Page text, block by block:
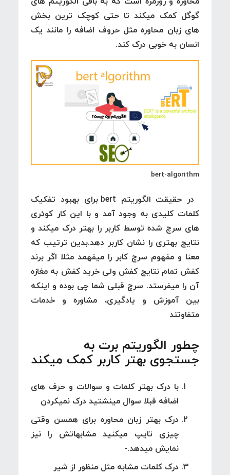
گوگل کمک میکند تا حتی کوچک ترین بخش
های زبان محاوره مثل حروف اضافه را مانند یک
انسان به خوبی درک کند.
bert-algorithm
در حقیقت الگوریتم bert
برای بهبود تفکیک
کلمات کلیدی به وجود آمد و با این کار کوئری
های سرچ شده توسط کاربر را بهتر درک میکند و
نتایج بهتری را نشان کاربر دهد.بدین ترتیب که
معنا و مفهوم سرچ کابر را میفهمد مثلا اگر برند
کفش تمام نتایج کفش ولی خرید کفش به مغازه
آن را میفرستد. سرچ قبلی شما چی بوده و اینکه
بین آموزش و یادگیری، مشاوره و خدمات
متفاوتند
چطور الگوریتم برت به
جستجوی بهتر کاربر کمک میکند
با درک بهتر کلمات و سوالات و حرف های
اضافه قبلا سوال مینشتید درک نمیکردن
درک بهتر زبان محاوره برای همسن وقتی
چیزی تایپ میکنید مشابهاتش را نیز
نمایش میدهد.-
درک کلمات مشابه مثل منظور از شیر